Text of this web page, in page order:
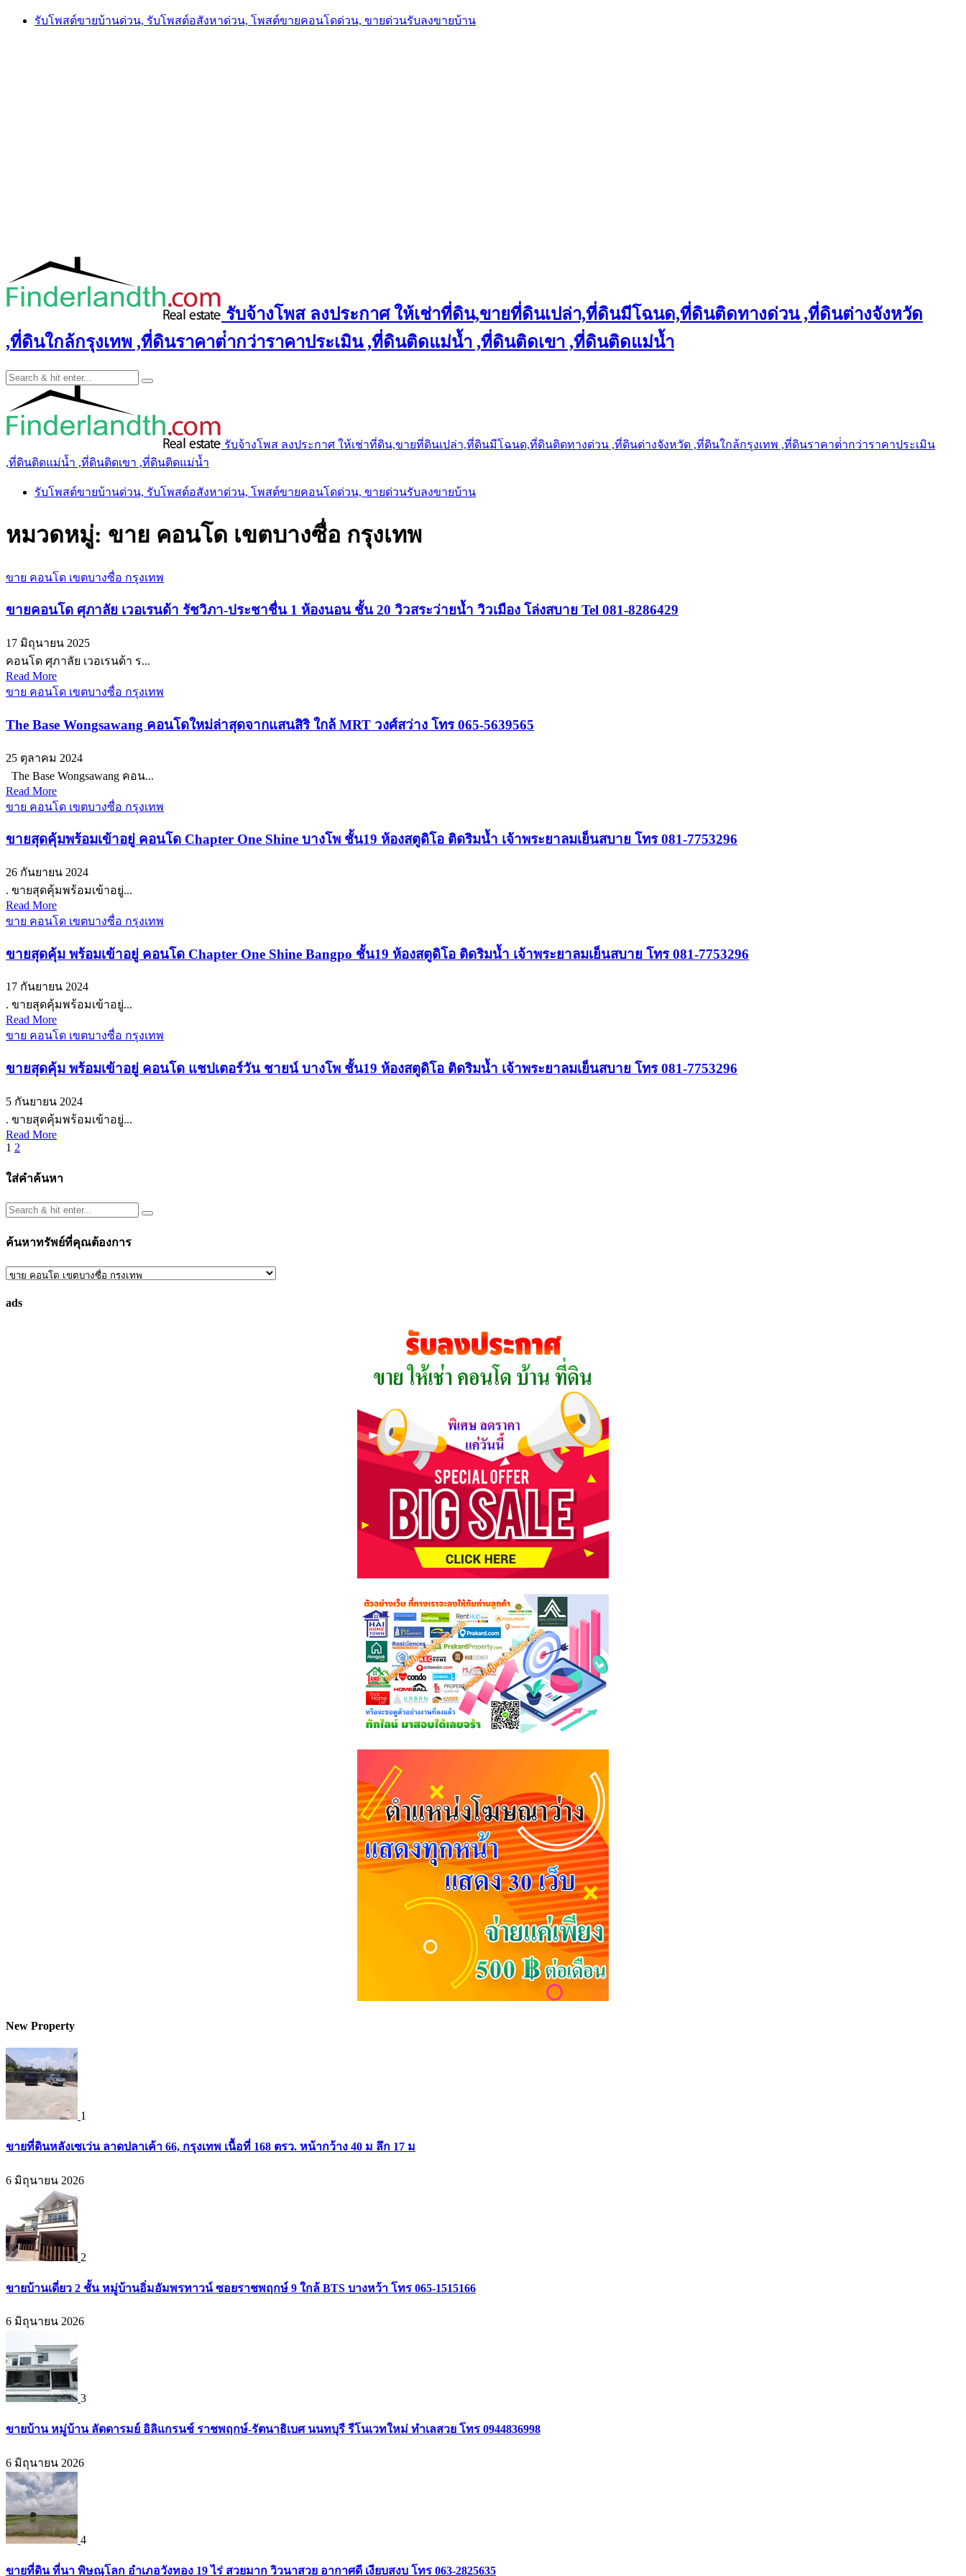
Skip
รับโพสต์ขายบ้านด่วน, รับโพสต์อสังหาด่วน, โพสต์ขายคอนโดด่วน, ขายด่วนรับลงขายบ้าน
รับจ้างโพส ลงประกาศ ให้เช่าที่ดิน,ขายที่ดินเปล่า,ที่ดินมีโฉนด,ที่ดินติดทางด่วน ,ที่ดินต่างจังหวัด
,ที่ดินใกล้กรุงเทพ ,ที่ดินราคาต่ํากว่าราคาประเมิน ,ที่ดินติดแม่น้ำ ,ที่ดินติดเขา ,ที่ดินติดแม่น้ำ
รับจ้างโพส ลงประกาศ ให้เช่าที่ดิน,ขายที่ดินเปล่า,ที่ดินมีโฉนด,ที่ดินติดทางด่วน ,ที่ดินต่างจังหวัด ,ที่ดินใกล้กรุงเทพ ,ที่ดินราคาต่ํากว่าราคาประเมิน
,ที่ดินติดแม่น้ำ ,ที่ดินติดเขา ,ที่ดินติดแม่น้ำ
รับโพสต์ขายบ้านด่วน, รับโพสต์อสังหาด่วน, โพสต์ขายคอนโดด่วน, ขายด่วนรับลงขายบ้าน
หมวดหมู่: ขาย คอนโด เขตบางซื่อ กรุงเทพ
ขาย คอนโด เขตบางซื่อ กรุงเทพ
ขายคอนโด ศุภาลัย เวอเรนด้า รัชวิภา-ประชาชื่น 1 ห้องนอน ชั้น 20 วิวสระว่ายน้ำ วิวเมือง โล่งสบาย Tel 081-8286429
17 มิถุนายน 2025
คอนโด ศุภาลัย เวอเรนด้า ร...
Read More
ขาย คอนโด เขตบางซื่อ กรุงเทพ
The Base Wongsawang คอนโดใหม่ล่าสุดจากแสนสิริ ใกล้ MRT วงศ์สว่าง โทร 065-5639565
25 ตุลาคม 2024
The Base Wongsawang คอน...
Read More
ขาย คอนโด เขตบางซื่อ กรุงเทพ
ขายสุดคุ้มพร้อมเข้าอยู่ คอนโด Chapter One Shine บางโพ ชั้น19 ห้องสตูดิโอ ติดริมน้ำ เจ้าพระยาลมเย็นสบาย โทร 081-7753296
26 กันยายน 2024
. ขายสุดคุ้มพร้อมเข้าอยู่...
Read More
ขาย คอนโด เขตบางซื่อ กรุงเทพ
ขายสุดคุ้ม พร้อมเข้าอยู่ คอนโด Chapter One Shine Bangpo ชั้น19 ห้องสตูดิโอ ติดริมน้ำ เจ้าพระยาลมเย็นสบาย โทร 081-7753296
17 กันยายน 2024
. ขายสุดคุ้มพร้อมเข้าอยู่...
Read More
ขาย คอนโด เขตบางซื่อ กรุงเทพ
ขายสุดคุ้ม พร้อมเข้าอยู่ คอนโด แชปเตอร์วัน ชายน์ บางโพ ชั้น19 ห้องสตูดิโอ ติดริมน้ำ เจ้าพระยาลมเย็นสบาย โทร 081-7753296
5 กันยายน 2024
. ขายสุดคุ้มพร้อมเข้าอยู่...
Read More
Posts
pagination
1 2
ใส่คำค้นหา
ค้นหาทรัพย์ที่คุณต้องการ
ค้นหา
ที่
ads
New Property
1
ขายที่ดินหลังเซเว่น ลาดปลาเค้า 66, กรุงเทพ เนื้อที่ 168 ตรว. หน้ากว้าง 40 ม ลึก 17 ม
6 มิถุนายน 2026
2
ขายบ้านเดี่ยว 2 ชั้น หมู่บ้านอิ่มอัมพรทาวน์ ซอยราชพฤกษ์ 9 ใกล้ BTS บางหว้า โทร 065-1515166
6 มิถุนายน 2026
3
ขายบ้าน หมู่บ้าน ลัดดารมย์ อิลิแกรนช์ ราชพฤกษ์-รัตนาธิเบศ นนทบุรี รีโนเวทใหม่ ทำเลสวย โทร 0944836998
6 มิถุนายน 2026
4
ขายที่ดิน ที่นา พิษณุโลก อำเภอวังทอง 19 ไร่ สวยมาก วิวนาสวย อากาศดี เงียบสงบ โทร 063-2825635